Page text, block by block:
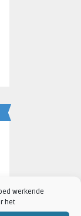
werkende
het